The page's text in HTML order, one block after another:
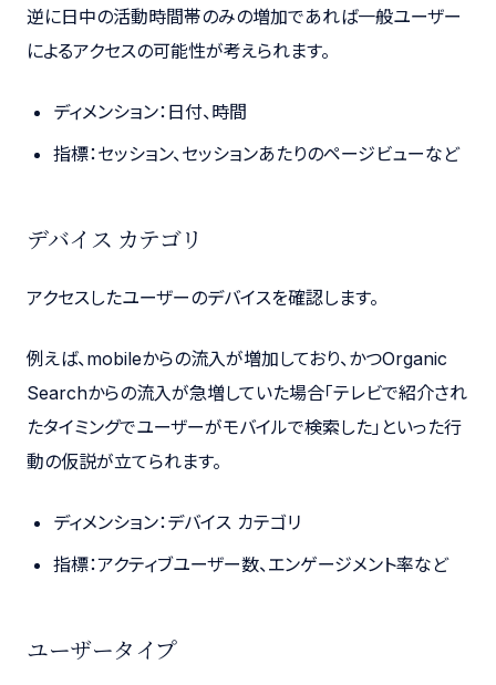
逆に日中の活動時間帯のみの増加であれば一般ユーザー
によるアクセスの可能性が考えられます。
ディメンション：日付、時間
指標：セッション、セッションあたりのページビューなど
デバイス カテゴリ
アクセスしたユーザーのデバイスを確認します。
例えば、mobileからの流入が増加しており、かつOrganic
Searchからの流入が急増していた場合「テレビで紹介され
たタイミングでユーザーがモバイルで検索した」といった行
動の仮説が立てられます。
ディメンション：デバイス カテゴリ
指標：アクティブユーザー数、エンゲージメント率など
ユーザータイプ